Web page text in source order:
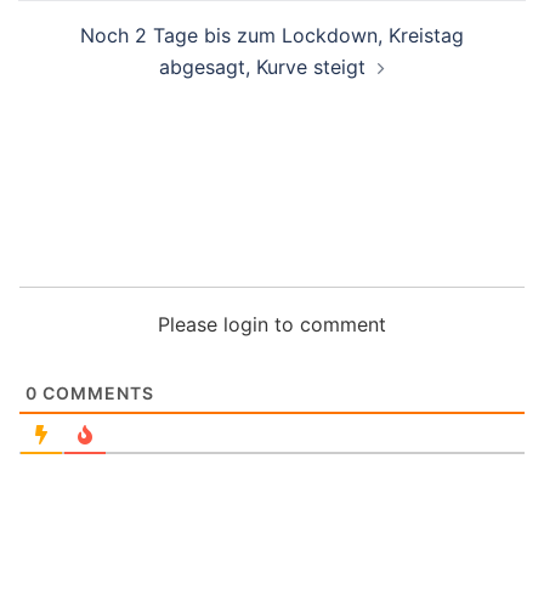
Noch 2 Tage bis zum Lockdown, Kreistag
abgesagt, Kurve steigt
Please login to comment
0 COMMENTS